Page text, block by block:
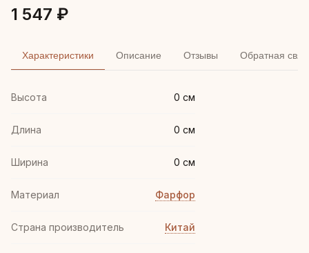
1 547 ₽
Характеристики Описание Отзывы Обратная
Высота 0 см
Длина 0 см
Ширина 0 см
Материал Фарфор
Страна производитель Китай